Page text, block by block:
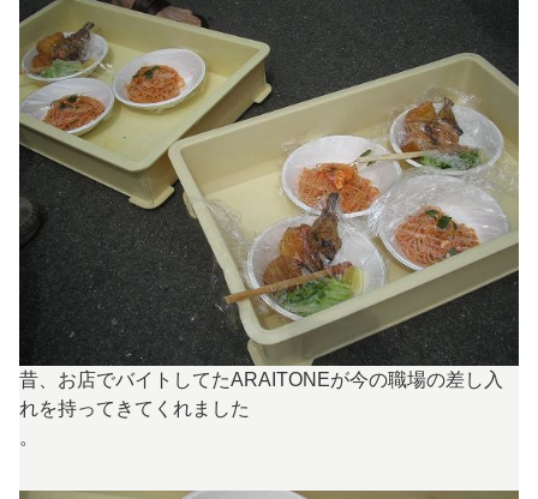
昔、お店でバイトしてたARAITONEが今の職場の差し入
れを持ってきてくれました
。